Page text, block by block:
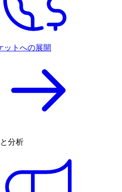
ットへの展開
分析